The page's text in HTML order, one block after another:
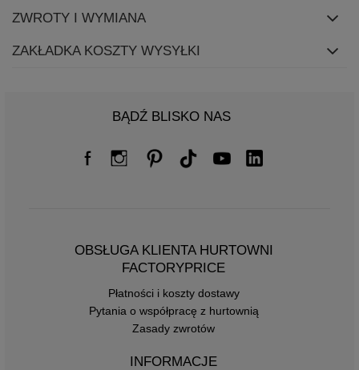
ZWROTY I WYMIANA
ZAKŁADKA KOSZTY WYSYŁKI
BĄDŹ BLISKO NAS
OBSŁUGA KLIENTA HURTOWNI
FACTORYPRICE
Płatności i koszty dostawy
Pytania o współpracę z hurtownią
Zasady zwrotów
INFORMACJE